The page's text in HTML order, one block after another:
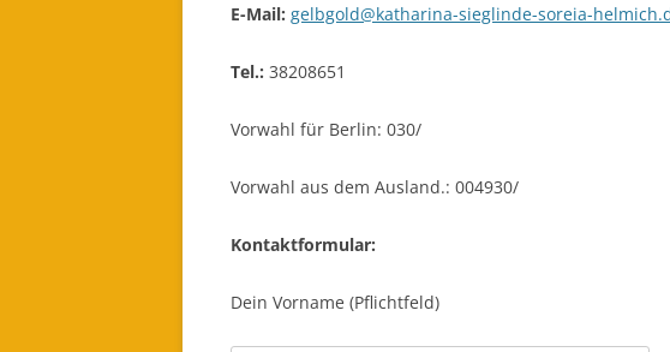
E-Mail: gelbgold@katharina-sieglinde-soreia-
Tel.: 38208651
Vorwahl für Berlin: 030/
Vorwahl aus dem Ausland.: 004930/
Kontaktformular:
Dein Vorname (Pflichtfeld)